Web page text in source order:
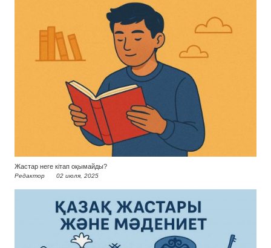
Жастар неге кітап оқымайды?
Редактор 02 июля, 2025